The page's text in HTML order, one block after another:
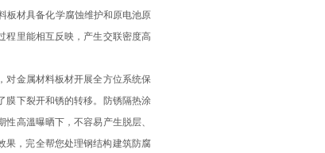
板材具备化学腐蚀维护和原电池原
程里能相互反映，产生交联密度高
金属材料板材开展全方位系统保
膜下裂开和锈的转移。防锈隔热涂
高溫曝晒下，不容易产生脱层、
果，完全帮您处理钢结构建筑防腐